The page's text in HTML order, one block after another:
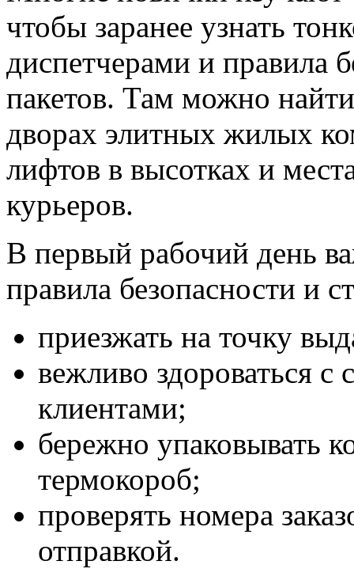
чтобы заранее узнать
диспетчерами и правила
пакетов. Там можно
дворах элитных жилых
лифтов в высотках и
курьеров.
В первый рабочий день
правила безопасности и
приезжать на точку
вежливо здороваться с
клиентами;
бережно упаковывать
термокороб;
проверять номера
отправкой.